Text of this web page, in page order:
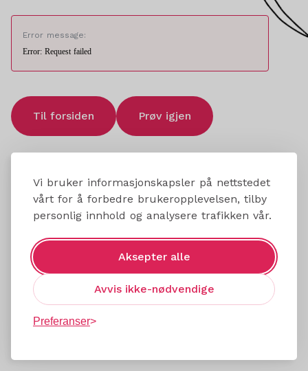
Vi bruker informasjonskapsler på nettstedet
vårt for å forbedre brukeropplevelsen, tilby
personlig innhold og analysere trafikken vår.
Aksepter alle
Avvis ikke-nødvendige
Preferanser
Error message:
Error: Request failed
Til forsiden Prøv igjen